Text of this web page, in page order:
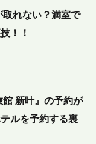
取れない？満室で
！！
館 新叶』の予約が
ルを予約する裏